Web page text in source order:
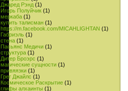
Джаред Рэнд (1)
Игорь Полуйчик (1)
меркаба (1)
купить талисман (1)
https://m.facebook.com/MICAHLIGHTAN (1)
Габриэль (1)
стена (1)
Пасьянс Медичи (1)
структура (1)
Дитер Броэрс (1)
магические сущности (1)
привяязки (1)
Грег Джайлс (1)
Космическое Раскрытие (1)
глифы алхаинты (1)